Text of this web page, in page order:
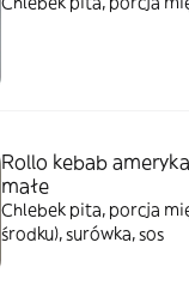
Rollo kebab
małe
Chlebek pita, porcja
środku), surówka, sos